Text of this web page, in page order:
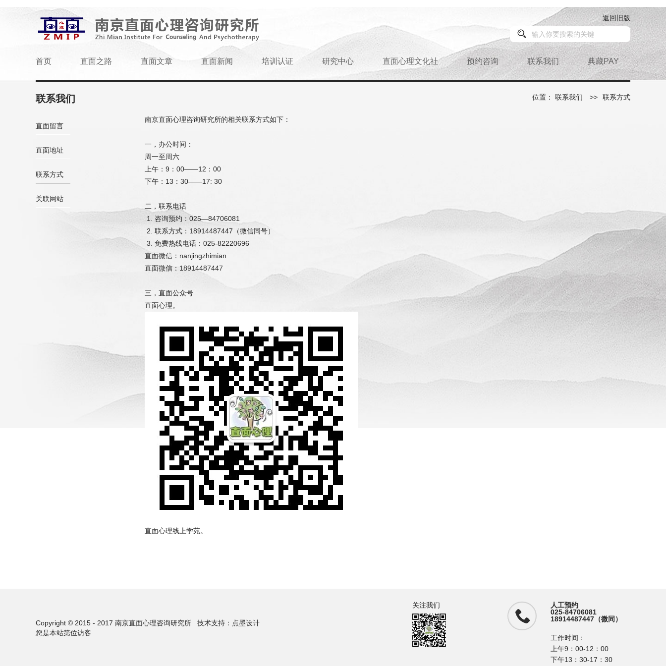
返回旧版
首页 直面之路 直面文章 直面新闻 培训认证 研究中心 直面心理文化社 预约咨询 联系我们 典藏PAY
联系我们
直面留言
直面地址
联系方式
关联网站
位置： 联系我们 >> 联系方式
南京直面心理咨询研究所的相关联系方式如下：
一，办公时间：
周一至周六
上午：9：00——12：00
下午：13：30——17: 30
二，联系电话
1. 咨询预约：025—84706081
2. 联系方式：18914487447（微信同号）
3. 免费热线电话：025-82220696
直面微信：nanjingzhimian
直面微信：18914487447
三，直面公众号
直面心理。
直面心理线上学苑。
人工预约
025-84706081
18914487447（微同）
工作时间：
上午9：00-12：00
下午13：30-17：30
关注我们
Copyright © 2015 - 2017 南京直面心理咨询研究所 技术支持：点墨设计
您是本站第位访客